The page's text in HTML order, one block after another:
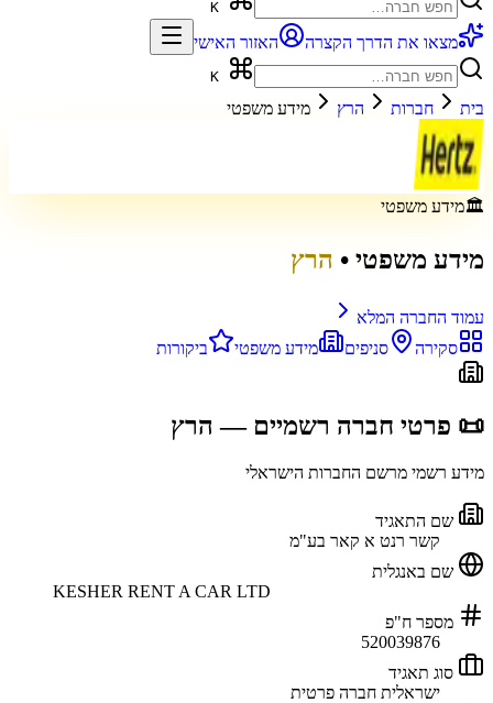
מצאו את הדרך הקצרה האזור האישי
בית חברות הרץ מידע משפטי
🏛️מידע משפטי
מידע משפטי • הרץ
עמוד החברה המלא
סקירה
סניפים מידע משפטי ביקורות
📜 פרטי חברה רשמיים — הרץ
מידע רשמי מרשם החברות הישראלי
שם התאגיד
קשר רנט א קאר בע"מ
שם באנגלית
KESHER RENT A CAR LTD
מספר ח"פ
520039876
סוג תאגיד
ישראלית חברה פרטית